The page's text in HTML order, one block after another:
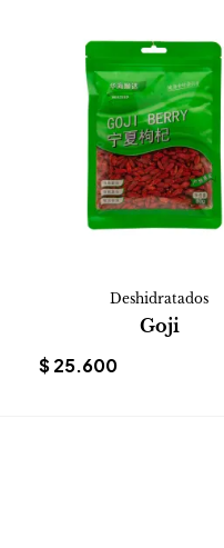
Deshidratados
Goji
$25.600